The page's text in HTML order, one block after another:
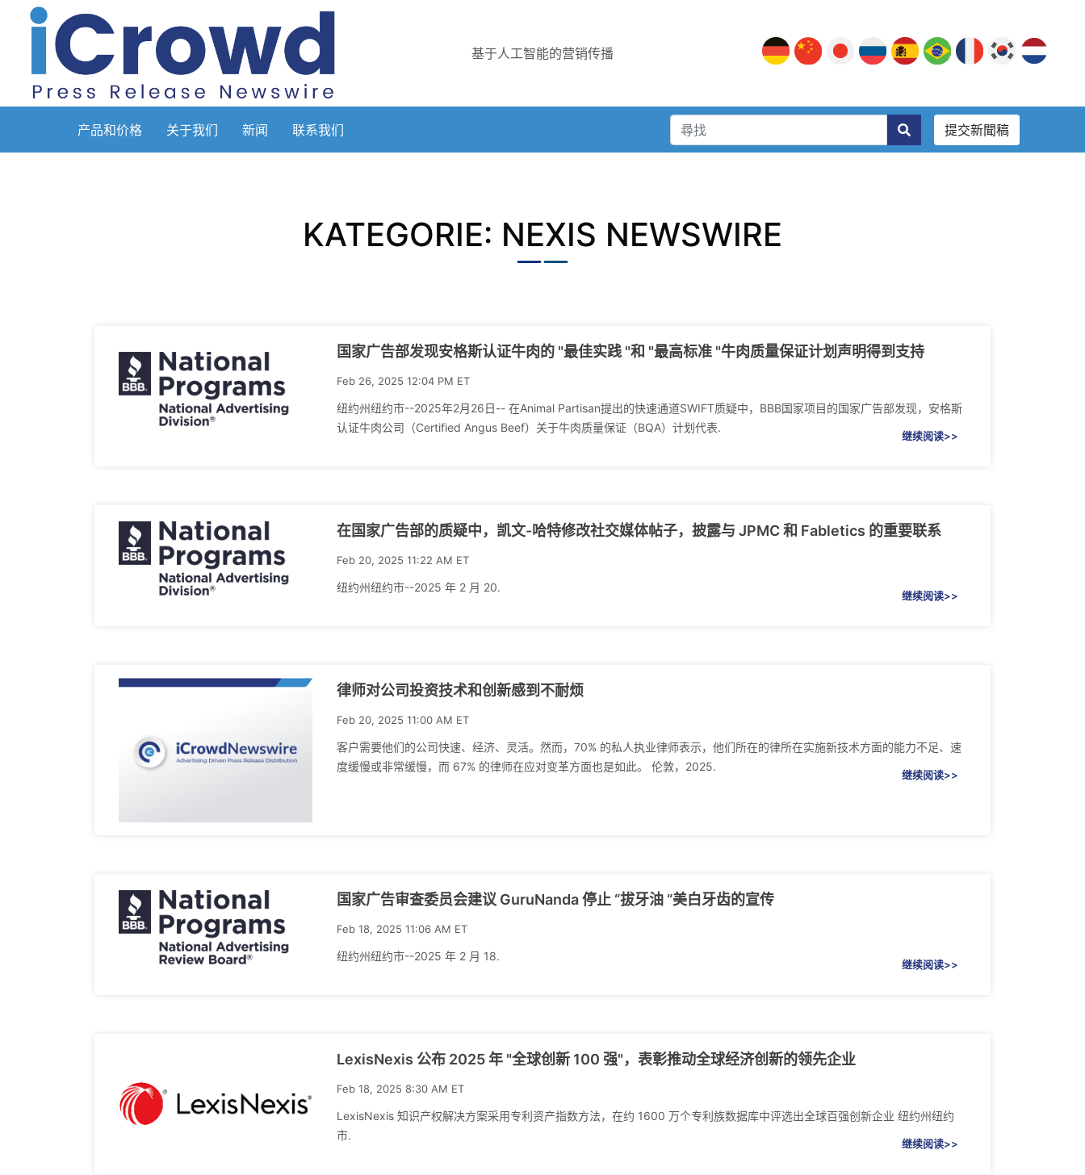
基于人工智能的营销传播
产品和价格 关于我们 新闻 联系我们 提交新聞稿
KATEGORIE: NEXIS NEWSWIRE
国家广告部发现安格斯认证牛肉的 "最佳实践 "和 "最高标准 "牛肉质量保证计划声明得到支持
Feb 26, 2025 12:04 PM ET
纽约州纽约市--2025年2月26日-- 在Animal Partisan提出的快速通道SWIFT质疑中，BBB国家项目的国家广告部发现，安格斯
认证牛肉公司（Certified Angus Beef）关于牛肉质量保证（BQA）计划代表.
继续阅读>>
在国家广告部的质疑中，凯文-哈特修改社交媒体帖子，披露与 JPMC 和 Fabletics 的重要联系
Feb 20, 2025 11:22 AM ET
纽约州纽约市--2025 年 2 月 20.
继续阅读>>
律师对公司投资技术和创新感到不耐烦
Feb 20, 2025 11:00 AM ET
客户需要他们的公司快速、经济、灵活。然而，70% 的私人执业律师表示，他们所在的律所在实施新技术方面的能力不足、速
度缓慢或非常缓慢，而 67% 的律师在应对变革方面也是如此。 伦敦，2025.
继续阅读>>
国家广告审查委员会建议 GuruNanda 停止 “拔牙油 “美白牙齿的宣传
Feb 18, 2025 11:06 AM ET
纽约州纽约市--2025 年 2 月 18.
继续阅读>>
LexisNexis 公布 2025 年 "全球创新 100 强"，表彰推动全球经济创新的领先企业
Feb 18, 2025 8:30 AM ET
LexisNexis 知识产权解决方案采用专利资产指数方法，在约 1600 万个专利族数据库中评选出全球百强创新企业 纽约州纽约
市.
继续阅读>>